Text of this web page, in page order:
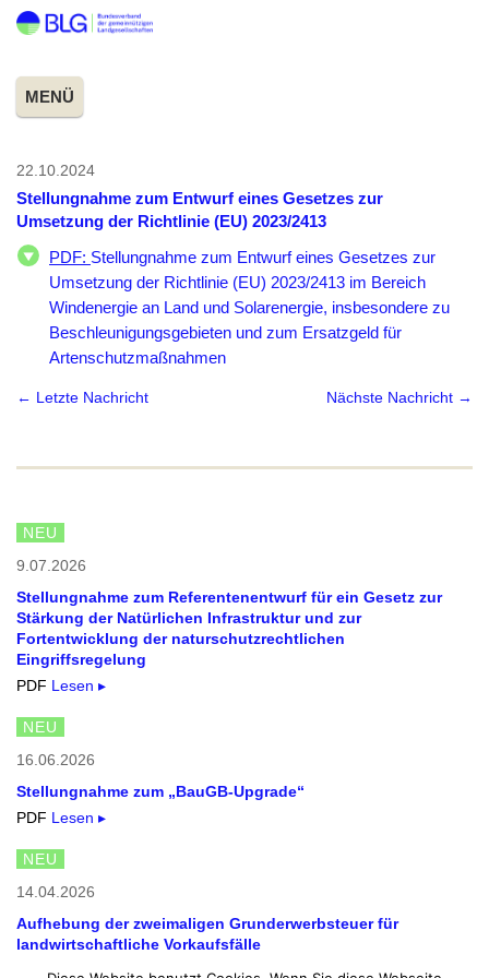
MENÜ
22.10.2024
Stellungnahme zum Entwurf eines Gesetzes zur
Umsetzung der Richtlinie (EU) 2023/2413
PDF: Stellungnahme zum Entwurf eines Gesetzes zur
Umsetzung der Richtlinie (EU) 2023/2413 im Bereich
Windenergie an Land und Solarenergie, insbesondere zu
Beschleunigungsgebieten und zum Ersatzgeld für
Artenschutzmaßnahmen
← Letzte Nachricht Nächste Nachricht →
NEU
9.07.2026
Stellungnahme zum Referentenentwurf für ein Gesetz zur
Stärkung der Natürlichen Infrastruktur und zur
Fortentwicklung der naturschutzrechtlichen
Eingriffsregelung
PDF Lesen ▸
NEU
16.06.2026
Stellungnahme zum „BauGB-Upgrade“
PDF Lesen ▸
NEU
14.04.2026
Aufhebung der zweimaligen Grunderwerbsteuer für
landwirtschaftliche Vorkaufsfälle
Lesen ▸